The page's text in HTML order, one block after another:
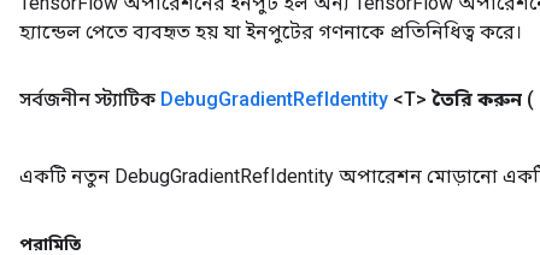
হ্যান্ডেল পেতে ব্যবহৃত হয় যা ইনপুটের গণনাকে প্রতিনিধিত্ব করে।
সর্বজনীন স্ট্যাটিক DebugGradientRefIdentity <T> তৈরি করুন (
একটি নতুন DebugGradientRefIdentity অপারেশন মোড়ানো একটি
পরামিতি